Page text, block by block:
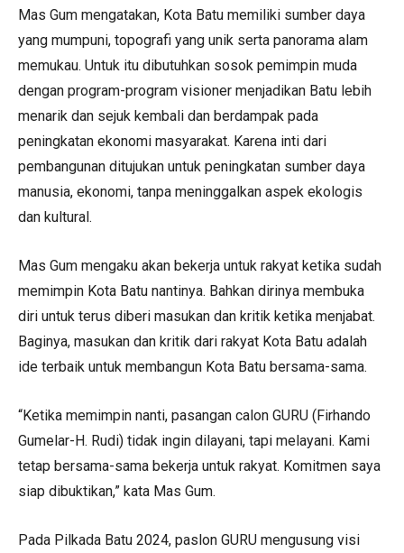
Mas Gum mengatakan, Kota Batu memiliki sumber daya
yang mumpuni, topografi yang unik serta panorama alam
memukau. Untuk itu dibutuhkan sosok pemimpin muda
dengan program-program visioner menjadikan Batu lebih
menarik dan sejuk kembali dan berdampak pada
peningkatan ekonomi masyarakat. Karena inti dari
pembangunan ditujukan untuk peningkatan sumber daya
manusia, ekonomi, tanpa meninggalkan aspek ekologis
dan kultural.
Mas Gum mengaku akan bekerja untuk rakyat ketika sudah
memimpin Kota Batu nantinya. Bahkan dirinya membuka
diri untuk terus diberi masukan dan kritik ketika menjabat.
Baginya, masukan dan kritik dari rakyat Kota Batu adalah
ide terbaik untuk membangun Kota Batu bersama-sama.
“Ketika memimpin nanti, pasangan calon GURU (Firhando
Gumelar-H. Rudi) tidak ingin dilayani, tapi melayani. Kami
tetap bersama-sama bekerja untuk rakyat. Komitmen saya
siap dibuktikan,” kata Mas Gum.
Pada Pilkada Batu 2024, paslon GURU mengusung visi